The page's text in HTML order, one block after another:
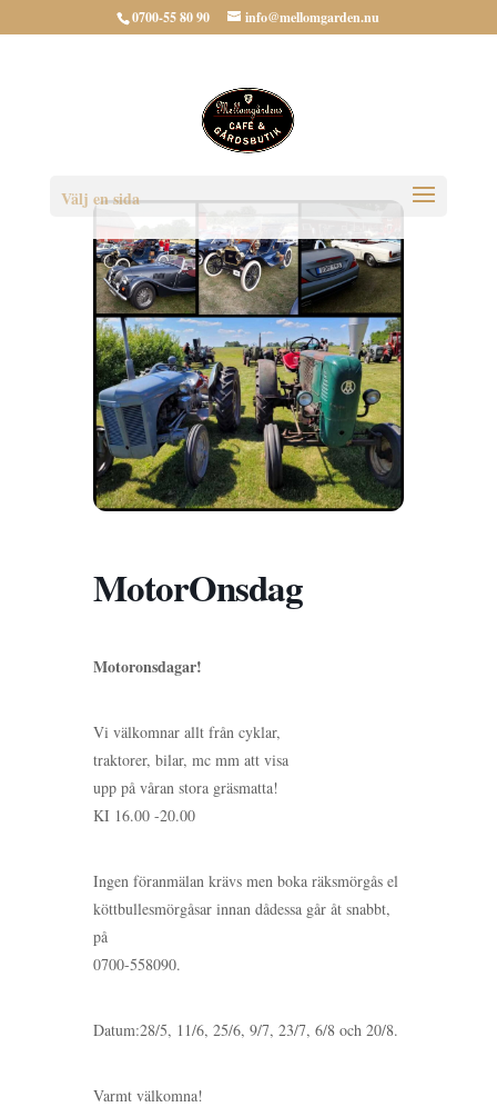
0700-55 80 90 info@mellomgarden.nu
Välj en sida
MotorOnsdag
Motoronsdagar!
Vi välkomnar allt från cyklar,
traktorer, bilar, mc mm att visa
upp på våran stora gräsmatta!
KI 16.00 -20.00
Ingen föranmälan krävs men boka räksmörgås el
köttbullesmörgåsar innan dådessa går åt snabbt,
på
0700-558090.
Datum:28/5, 11/6, 25/6, 9/7, 23/7, 6/8 och 20/8.
Varmt välkomna!